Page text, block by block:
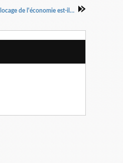
VIRUS ET BUSINESS, le blocage de l'économie est-il arrimé à des repères fort imprécis..?